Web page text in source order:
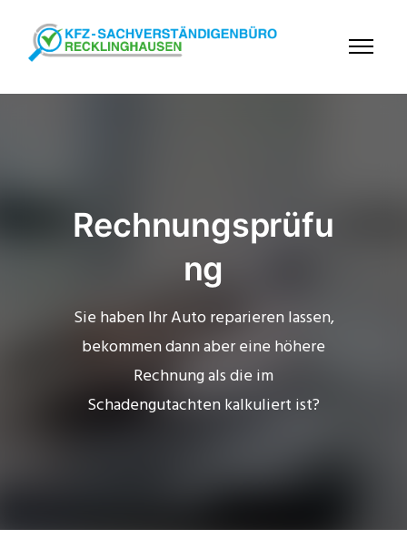
Rechnungsprüfu
ng
Sie haben Ihr Auto reparieren lassen,
bekommen dann aber eine höhere
Rechnung als die im
Schadengutachten kalkuliert ist?